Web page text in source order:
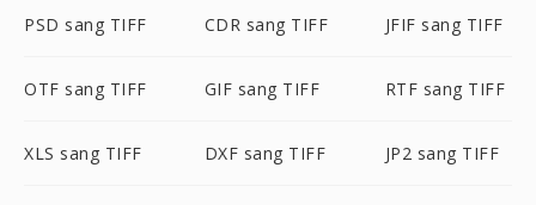
PSD sang TIFF CDR sang TIFF JFIF sang TIFF
OTF sang TIFF GIF sang TIFF RTF sang TIFF
XLS sang TIFF DXF sang TIFF JP2 sang TIFF